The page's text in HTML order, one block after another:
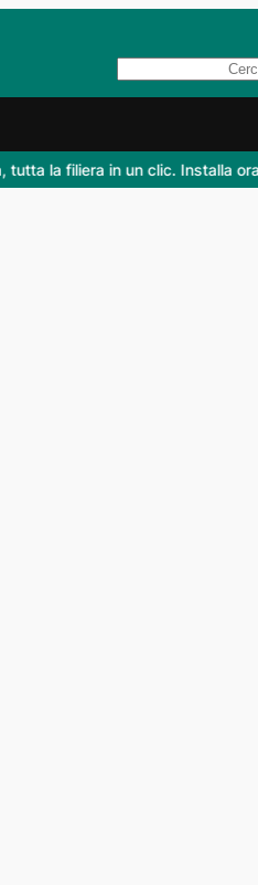
la filiera in un clic. Installa ora